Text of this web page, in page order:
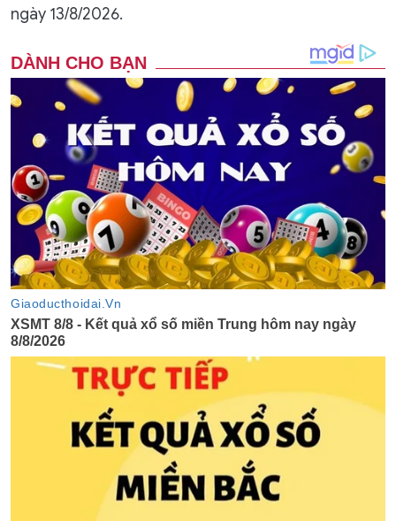
ngày 13/8/2026.